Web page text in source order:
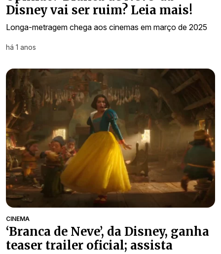
Disney vai ser ruim? Leia mais!
Longa-metragem chega aos cinemas em março de 2025
há 1 anos
CINEMA
‘Branca de Neve’, da Disney, ganha
teaser trailer oficial; assista